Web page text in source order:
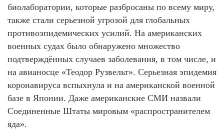
биолаборатории, которые разбросаны по всему миру,
также стали серьезной угрозой для глобальных
противоэпидемических усилий. На американских
военных судах было обнаружено множество
подтверждённых случаев заболевания, в том числе, и
на авианосце «Теодор Рузвельт». Серьезная эпидемия
коронавируса вспыхнула и на американской военной
базе в Японии. Даже американские СМИ назвали
Соединенные Штаты мировым «распространителем
яда».